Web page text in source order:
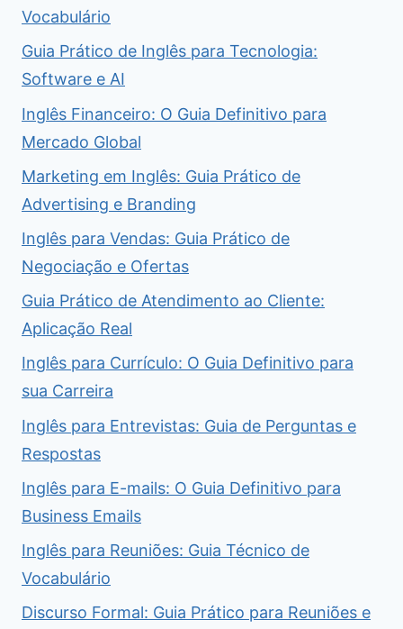
Vocabulário
Guia Prático de Inglês para Tecnologia:
Software e AI
Inglês Financeiro: O Guia Definitivo para
Mercado Global
Marketing em Inglês: Guia Prático de
Advertising e Branding
Inglês para Vendas: Guia Prático de
Negociação e Ofertas
Guia Prático de Atendimento ao Cliente:
Aplicação Real
Inglês para Currículo: O Guia Definitivo para
sua Carreira
Inglês para Entrevistas: Guia de Perguntas e
Respostas
Inglês para E-mails: O Guia Definitivo para
Business Emails
Inglês para Reuniões: Guia Técnico de
Vocabulário
Discurso Formal: Guia Prático para Reuniões e